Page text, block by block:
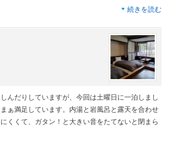
った内容で、とても美味しかったです。
用せざるを得ないトラブルがあったものの（翌日
気持よく宿泊することができました。
続きを読む
んだりしていますが、今回は土曜日に一泊しまし
ぁ満足しています。内湯と岩風呂と露天を合わせ
くくて、ガタン！と大きい音をたてないと閉まら